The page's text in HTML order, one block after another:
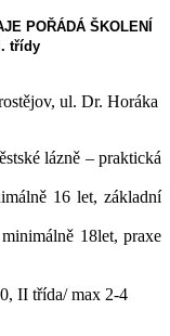
POŘÁDÁ ŠKOLENÍ
třídy
ul. Dr. Horáka
– praktická
16 let, základní
18let, praxe
II třída/ max 2-4